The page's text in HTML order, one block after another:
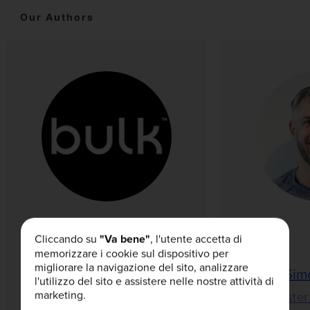
Our Authors
Bulk™
Esperti Interni
Cliccando su "Va bene", l'utente accetta di
memorizzare i cookie sul dispositivo per
migliorare la navigazione del sito, analizzare
l'utilizzo del sito e assistere nelle nostre attività di
marketing.